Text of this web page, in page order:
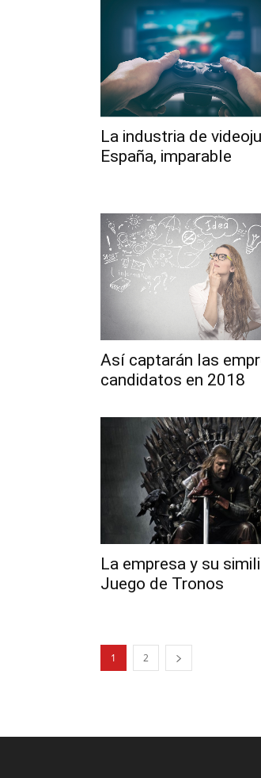
La industria de
España, imparable
Así captarán las
candidatos en 2018
La empresa y su
Juego de Tronos
1 2